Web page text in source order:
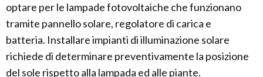
optare per le lampade fotovoltaiche che funzionano
tramite pannello solare, regolatore di carica e
batteria. Installare impianti di illuminazione solare
richiede di determinare preventivamente la posizione
del sole rispetto alla lampada ed alle piante.